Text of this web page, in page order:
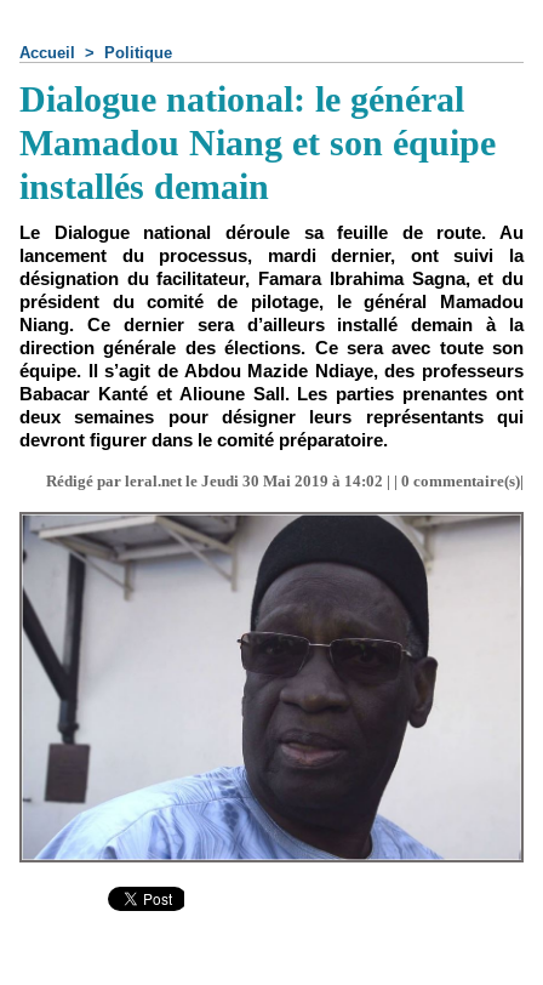
Accueil > Politique
Dialogue national: le général
Mamadou Niang et son équipe
installés demain
Le Dialogue national déroule sa feuille de route. Au
lancement du processus, mardi dernier, ont suivi la
désignation du facilitateur, Famara Ibrahima Sagna, et du
président du comité de pilotage, le général Mamadou
Niang. Ce dernier sera d’ailleurs installé demain à la
direction générale des élections. Ce sera avec toute son
équipe. Il s’agit de Abdou Mazide Ndiaye, des professeurs
Babacar Kanté et Alioune Sall. Les parties prenantes ont
deux semaines pour désigner leurs représentants qui
devront figurer dans le comité préparatoire.
Rédigé par leral.net le Jeudi 30 Mai 2019 à 14:02 | | 0 commentaire(s)|